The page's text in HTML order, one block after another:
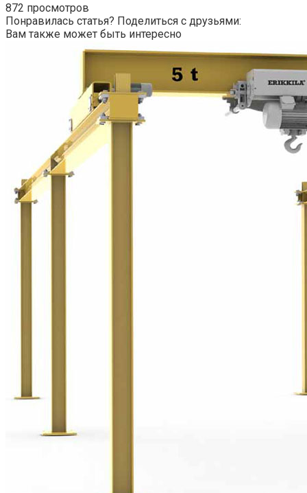
872 просмотров
Понравилась статья? Поделиться с друзьями:
Вам также может быть интересно